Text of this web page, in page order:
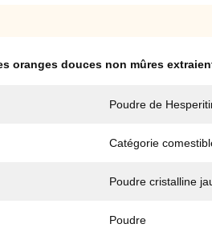
oranges douces non mûres
Poudre de
Catégorie
Poudre cristalline
Poudre